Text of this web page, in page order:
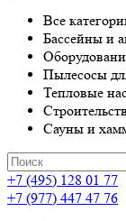
Все
Бассейны и
Пылесосы
Тепловые
Сауны и
+7 (495) 128 01 77
+7 (977) 447 47 76